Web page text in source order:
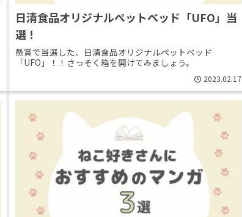
日清食品オリジナルペットベッド「UFO」当
選！
懸賞で当選した、日清食品オリジナルペットベッド
「UFO」！！さっそく箱を開けてみましょう。
2023.02.17